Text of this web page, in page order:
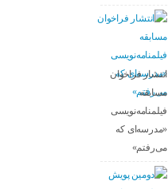
انتشار فراخوان
مسابقه
فیلمنامه‌نویسی
«مدرسه‌ای که
می‌رفتم»